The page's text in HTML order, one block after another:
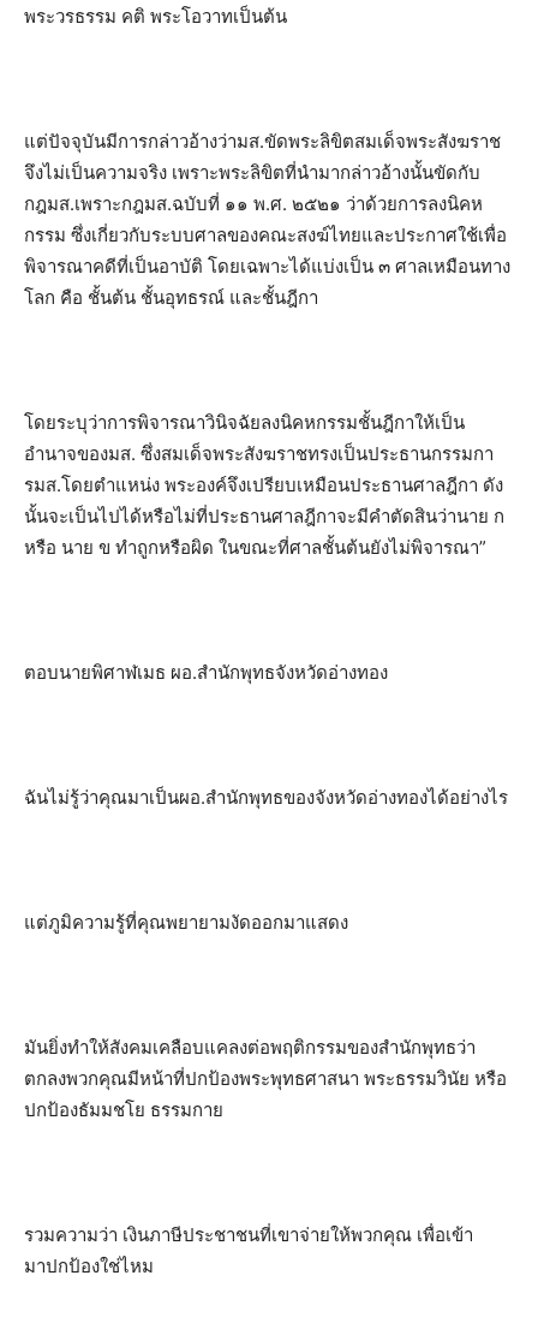
พระวรธรรม คติ พระโอวาทเป็นต้น
แต่ปัจจุบันมีการกล่าวอ้างว่ามส.ขัดพระลิขิตสมเด็จพระสังฆราช
จึงไม่เป็นความจริง เพราะพระลิขิตที่นำมากล่าวอ้างนั้นขัดกับ
กฎมส.เพราะกฎมส.ฉบับที่ ๑๑ พ.ศ. ๒๕๒๑ ว่าด้วยการลงนิคห
กรรม ซึ่งเกี่ยวกับระบบศาลของคณะสงฆ์ไทยและประกาศใช้เพื่อ
พิจารณาคดีที่เป็นอาบัติ โดยเฉพาะได้แบ่งเป็น ๓ ศาลเหมือนทาง
โลก คือ ชั้นต้น ชั้นอุทธรณ์ และชั้นฎีกา
โดยระบุว่าการพิจารณาวินิจฉัยลงนิคหกรรมชั้นฎีกาให้เป็น
อำนาจของมส. ซึ่งสมเด็จพระสังฆราชทรงเป็นประธานกรรมกา
รมส.โดยตำแหน่ง พระองค์จึงเปรียบเหมือนประธานศาลฎีกา ดัง
นั้นจะเป็นไปได้หรือไม่ที่ประธานศาลฎีกาจะมีคำตัดสินว่านาย ก
หรือ นาย ข ทำถูกหรือผิด ในขณะที่ศาลชั้นต้นยังไม่พิจารณา”
ตอบนายพิศาฬเมธ ผอ.สำนักพุทธจังหวัดอ่างทอง
ฉันไม่รู้ว่าคุณมาเป็นผอ.สำนักพุทธของจังหวัดอ่างทองได้อย่างไร
แต่ภูมิความรู้ที่คุณพยายามงัดออกมาแสดง
มันยิ่งทำให้สังคมเคลือบแคลงต่อพฤติกรรมของสำนักพุทธว่า
ตกลงพวกคุณมีหน้าที่ปกป้องพระพุทธศาสนา พระธรรมวินัย หรือ
ปกป้องธัมมชโย ธรรมกาย
รวมความว่า เงินภาษีประชาชนที่เขาจ่ายให้พวกคุณ เพื่อเข้า
มาปกป้องใช่ไหม